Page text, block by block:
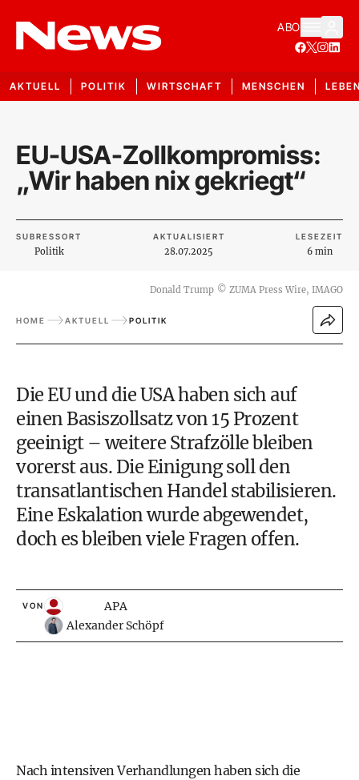
ABO
AKTUELL POLITIK WIRTSCHAFT MENSCHEN
EU-USA-Zollkompromiss:
„Wir haben nix gekriegt“
SUBRESSORT
Politik
AKTUALISIERT
28.07.2025
LESEZEIT
6 min
Donald Trump © ZUMA Press Wire, IMAGO
HOME AKTUELL POLITIK
Die EU und die USA haben sich auf
einen Basiszollsatz von 15 Prozent
geeinigt – weitere Strafzölle bleiben
vorerst aus. Die Einigung soll den
transatlantischen Handel stabilisieren.
Eine Eskalation wurde abgewendet,
doch es bleiben viele Fragen offen.
VON
APA
Alexander Schöpf
Nach intensiven Verhandlungen haben sich die